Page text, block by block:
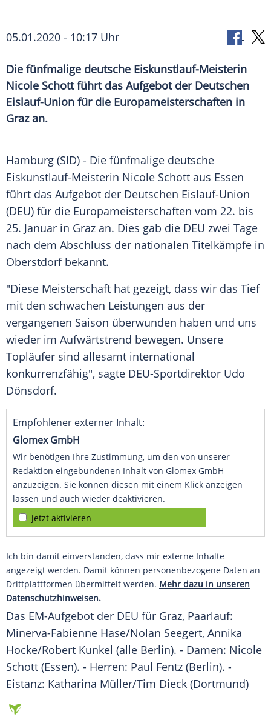
05.01.2020 - 10:17 Uhr
Die fünfmalige deutsche Eiskunstlauf-Meisterin
Nicole Schott führt das Aufgebot der Deutschen
Eislauf-Union für die Europameisterschaften in
Graz an.
Hamburg (SID) - Die fünfmalige deutsche
Eiskunstlauf-Meisterin Nicole Schott aus Essen
führt das Aufgebot der Deutschen Eislauf-Union
(DEU) für die Europameisterschaften vom 22. bis
25. Januar in Graz an. Dies gab die DEU zwei Tage
nach dem Abschluss der nationalen Titelkämpfe in
Oberstdorf bekannt.
"Diese Meisterschaft hat gezeigt, dass wir das Tief
mit den schwachen Leistungen aus der
vergangenen Saison überwunden haben und uns
wieder im Aufwärtstrend bewegen. Unsere
Topläufer sind allesamt international
konkurrenzfähig", sagte DEU-Sportdirektor Udo
Dönsdorf.
Empfohlener externer Inhalt:
Glomex GmbH
Wir benötigen Ihre Zustimmung, um den von unserer
Redaktion eingebundenen Inhalt von Glomex GmbH
anzuzeigen. Sie können diesen mit einem Klick anzeigen
lassen und auch wieder deaktivieren.
jetzt aktivieren
Ich bin damit einverstanden, dass mir externe Inhalte
angezeigt werden. Damit können personenbezogene Daten an
Drittplattformen übermittelt werden. Mehr dazu in unseren
Datenschutzhinweisen.
Das EM-Aufgebot der DEU für Graz, Paarlauf:
Minerva-Fabienne Hase/Nolan Seegert, Annika
Hocke/Robert Kunkel (alle Berlin). - Damen: Nicole
Schott (Essen). - Herren: Paul Fentz (Berlin). -
Eistanz: Katharina Müller/Tim Dieck (Dortmund)